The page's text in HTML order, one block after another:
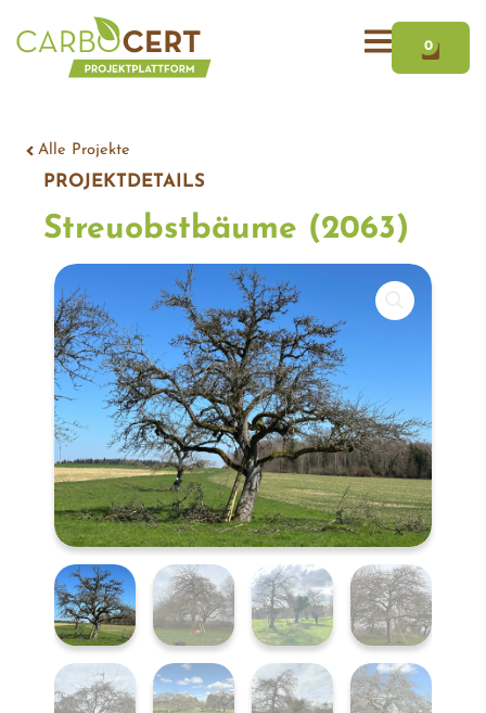
Inhalt
0
Alle Projekte
PROJEKTDETAILS
Streuobstbäume (2063)